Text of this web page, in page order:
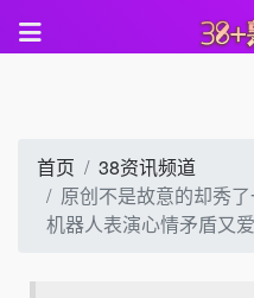
首页
38资讯频道
原创不是故意的却秀
机器人表演心情矛盾又